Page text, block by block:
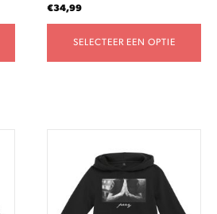
€34,99
SELECTEER EEN OPTIE
meerdere
variaties.